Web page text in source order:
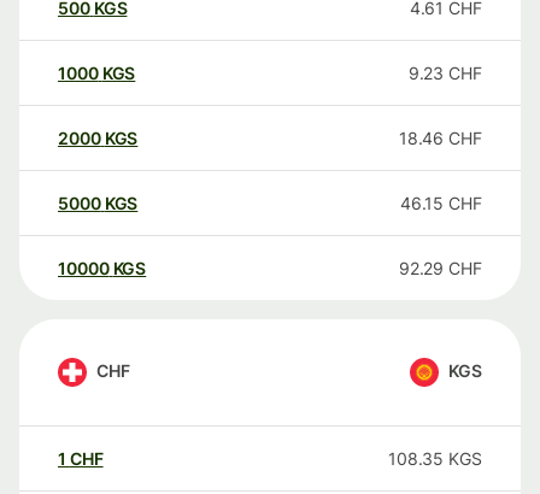
500 KGS 4.61 CHF
1000 KGS 9.23 CHF
2000 KGS 18.46 CHF
5000 KGS 46.15 CHF
10000 KGS 92.29 CHF
CHF KGS
1 CHF 108.35 KGS